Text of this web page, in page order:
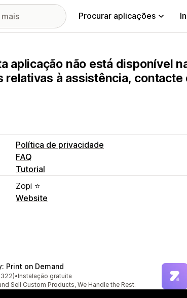
Procurar aplicações
aplicação não está disponível
relativas à assistência, contacte
Política de privacidade
FAQ
Tutorial
Zopi ⭐
Website
Print on Demand
estrelas
de avaliações
•Instalação gratuita
Sell Custom Products, We Handle the Rest.